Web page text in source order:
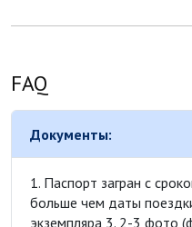
FAQ
Документы:
1. Паспорт загран с
больше чем даты
экземпляра 3. 2-3 фото